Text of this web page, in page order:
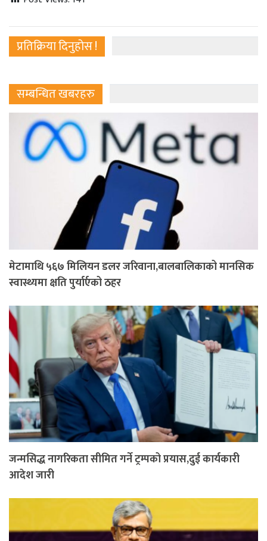
प्रतिक्रिया दिनुहोस !
सम्बन्धित खबरहरु
मेटामाथि ५६७ मिलियन डलर जरिवाना,बालबालिकाको मानसिक
स्वास्थ्यमा क्षति पुर्यार्एको ठहर
जन्मसिद्ध नागरिकता सीमित गर्ने ट्रम्पको प्रयास,दुई कार्यकारी
आदेश जारी